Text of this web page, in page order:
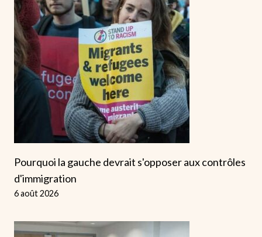
Pourquoi la gauche devrait s'opposer aux contrôles
d'immigration
6 août 2026